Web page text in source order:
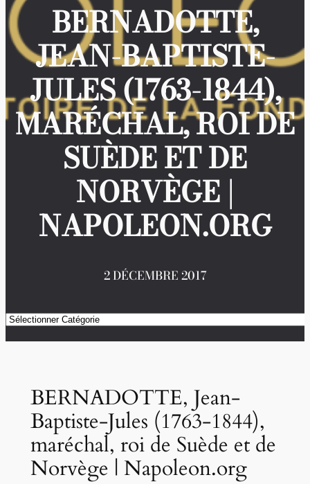
BERNADOTTE,
JEAN-BAPTISTE-
JULES (1763-1844),
MARÉCHAL, ROI DE
SUÈDE ET DE
NORVÈGE |
NAPOLEON.ORG
2 DÉCEMBRE 2017
Catégories
BERNADOTTE, Jean-
Baptiste-Jules (1763-1844),
maréchal, roi de Suède et de
Norvège | Napoleon.org